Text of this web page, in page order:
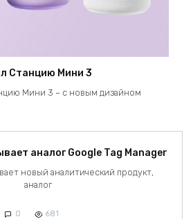
Станцию Мини 3
Мини 3 – с новым дизайном
аналог Google Tag Manager
новый аналитический продукт,
аналог
0 681